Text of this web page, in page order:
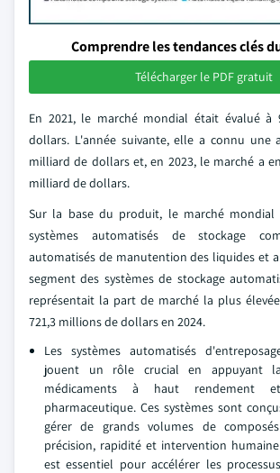
Comprendre les tendances clés
Télécharger le PDF gratuit
En 2021, le marché mondial était évalué à
dollars. L'année suivante, elle a connu une
milliard de dollars et, en 2023, le marché a
milliard de dollars.
Sur la base du produit, le marché mondial
systèmes automatisés de stockage
automatisés de manutention des liquides et
segment des systèmes de stockage
représentait la part de marché la plus
721,3 millions de dollars en 2024.
Les systèmes automatisés
jouent un rôle crucial en appuyant
médicaments à haut rendement
pharmaceutique. Ces systèmes sont
gérer de grands volumes de
précision, rapidité et intervention
est essentiel pour accélérer les